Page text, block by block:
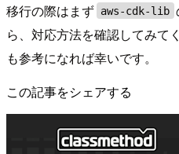
移行の際はまず aws-cdk-lib
ら、対応方法を確認してみて
も参考になれば幸いです。
この記事をシェアする